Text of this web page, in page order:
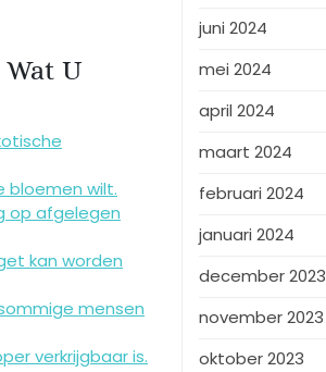
U
bloemen wilt.
op afgelegen
kan worden
mensen
verkrijgbaar is.
juni 2024
mei 2024
april 2024
maart 2024
februari 2024
januari 2024
december 2023
november 2023
oktober 2023